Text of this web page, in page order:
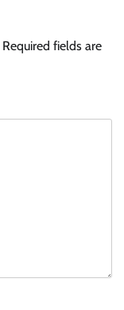
Required fields are